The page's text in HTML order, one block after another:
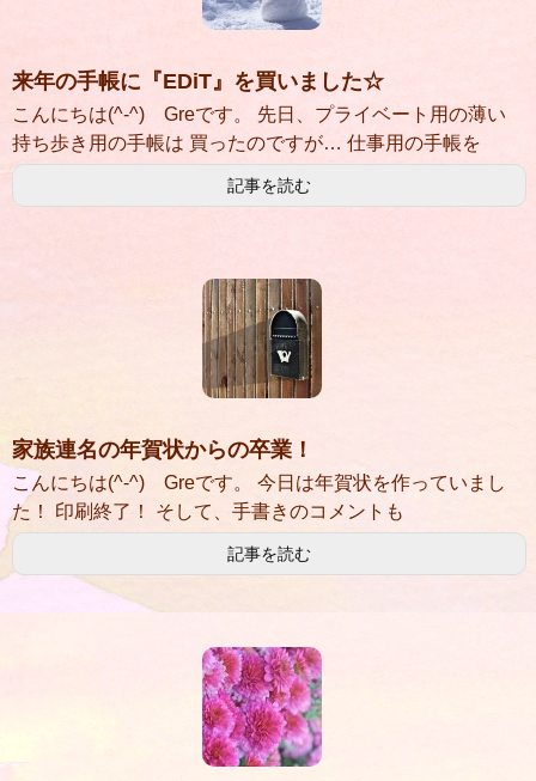
来年の手帳に『EDiT』を買いました☆
こんにちは(^-^) Greです。 先日、プライベート用の薄い
持ち歩き用の手帳は 買ったのですが… 仕事用の手帳を
記事を読む
家族連名の年賀状からの卒業！
こんにちは(^-^) Greです。 今日は年賀状を作っていまし
た！ 印刷終了！ そして、手書きのコメントも
記事を読む